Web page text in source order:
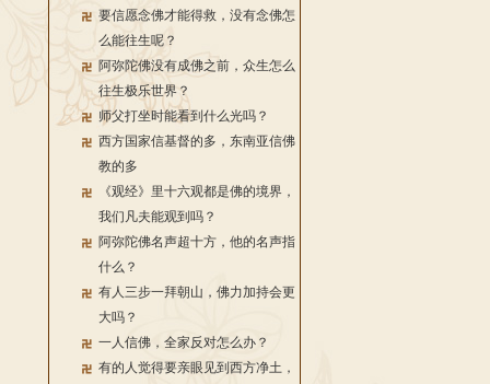
要信愿念佛才能得救，没有念佛怎
么能往生呢？
阿弥陀佛没有成佛之前，众生怎么
往生极乐世界？
师父打坐时能看到什么光吗？
西方国家信基督的多，东南亚信佛
教的多
《观经》里十六观都是佛的境界，
我们凡夫能观到吗？
阿弥陀佛名声超十方，他的名声指
什么？
有人三步一拜朝山，佛力加持会更
大吗？
一人信佛，全家反对怎么办？
有的人觉得要亲眼见到西方净土，